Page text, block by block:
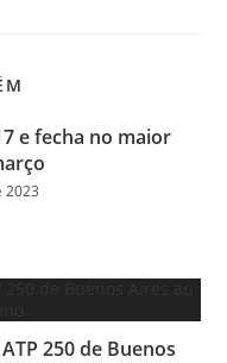
e fecha no maior
2023
250 de Buenos